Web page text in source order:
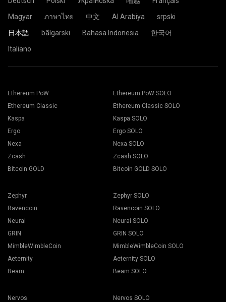
Magyar
ภาษาไทย 中文 Al Arabiya
srpski
日本語
bãlgarski Bahasa Indonesia
한국어
Italiano
Ethereum PoW
Ethereum Classic
Kaspa
Ergo
Nexa
Zcash
Bitcoin GOLD
Ethereum PoW SOLO
Ethereum Classic SOLO
Kaspa SOLO
Ergo SOLO
Nexa SOLO
Zcash SOLO
Bitcoin GOLD SOLO
Zephyr
Ravencoin
Neurai
GRIN
MimbleWimbleCoin
Aeternity
Beam
Zephyr SOLO
Ravencoin SOLO
Neurai SOLO
GRIN SOLO
MimbleWimbleCoin SOLO
Aeternity SOLO
Beam SOLO
Nervos
Nervos SOLO